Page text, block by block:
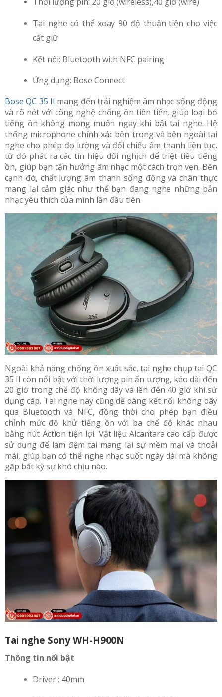
Tai nghe có thể xoay 90 độ thuận tiện cho việc
cất giữ
Kết nối: Bluetooth with NFC pairing
Ứng dụng: Bose Connect
Bose QC 35 II mang đến trải nghiệm âm nhạc sống động
và rõ nét với công nghệ chống ồn tiên tiến, giúp loại bỏ
tiếng ồn không mong muốn ngay khi bật tai nghe. Hệ
thống microphone chính xác bên trong và bên ngoài tai
nghe cho phép đo lường và đối chiếu âm thanh liên tục,
từ đó phát ra các tín hiệu đối nghịch để triệt tiêu tiếng
ồn, giúp bạn tận hưởng âm nhạc một cách trọn vẹn. Bên
cạnh đó, chất lượng âm thanh sống động và chân thực
mang lại cảm giác như thể bạn đang nghe những bản
nhạc yêu thích của mình lần đầu tiên.
Ngoài khả năng chống ồn xuất sắc, tai nghe chụp tai QC
35 II còn nổi bật với thời lượng pin ấn tượng, kéo dài đến
20 giờ trong chế độ không dây và lên đến 40 giờ khi sử
dụng cáp. Tai nghe này cũng dễ dàng kết nối không dây
qua Bluetooth và NFC, đồng thời cho phép bạn điều
chỉnh mức độ khử tiếng ồn với ba chế độ khác nhau
bằng nút Action tiện lợi. Vật liệu Alcantara cao cấp được
sử dụng để làm đệm tai mang lại sự mềm mại và thoải
mái, giúp bạn có thể nghe nhạc suốt ngày dài mà không
gặp bất kỳ sự khó chịu nào.
Tai nghe Sony WH-H900N
Thông tin nổi bật
Driver : 40mm